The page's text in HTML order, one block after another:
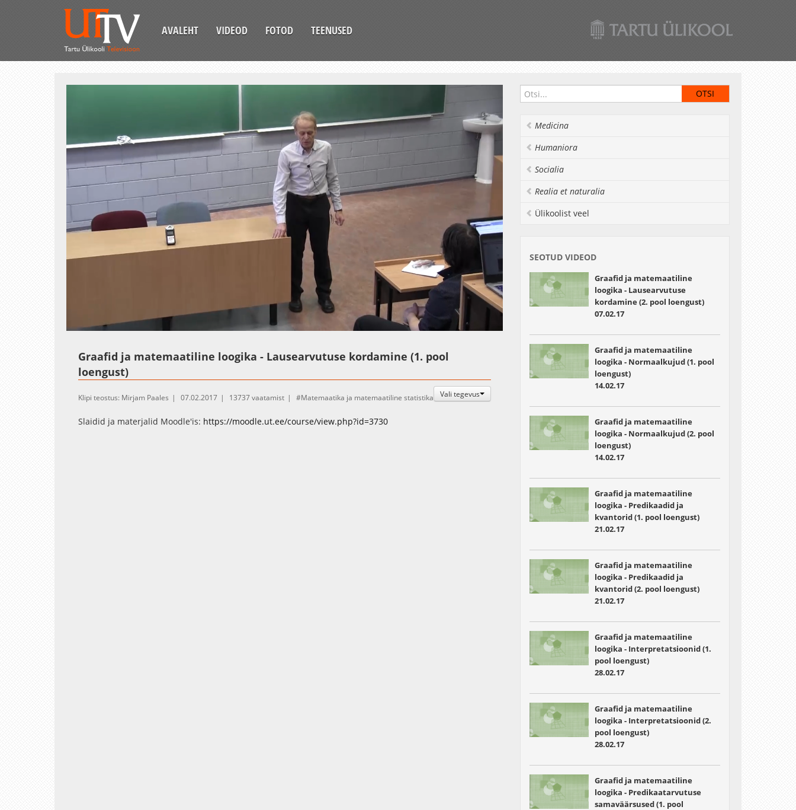
AVALEHT VIDEOD FOTOD TEENUSED
UnmuteLoaded Auto
Graafid ja matemaatiline loogika - Lausearvutuse kordamine (1. pool
loengust)
Vali tegevus
Klipi teostus: Mirjam Paales 07.02.2017 13737 vaatamist Matemaatika ja matemaatiline statistika
Slaidid ja materjalid Moodle'is: https://moodle.ut.ee/course/view.php?id=3730
Medicina
Humaniora
Socialia
Realia et naturalia
Ülikoolist veel
SEOTUD VIDEOD
Graafid ja matemaatiline
loogika - Lausearvutuse
kordamine (2. pool loengust)
07.02.17
Graafid ja matemaatiline
loogika - Normaalkujud (1. pool
loengust)
14.02.17
Graafid ja matemaatiline
loogika - Normaalkujud (2. pool
loengust)
14.02.17
Graafid ja matemaatiline
loogika - Predikaadid ja
kvantorid (1. pool loengust)
21.02.17
Graafid ja matemaatiline
loogika - Predikaadid ja
kvantorid (2. pool loengust)
21.02.17
Graafid ja matemaatiline
loogika - Interpretatsioonid (1.
pool loengust)
28.02.17
Graafid ja matemaatiline
loogika - Interpretatsioonid (2.
pool loengust)
28.02.17
Graafid ja matemaatiline
loogika - Predikaatarvutuse
samaväärsused (1. pool